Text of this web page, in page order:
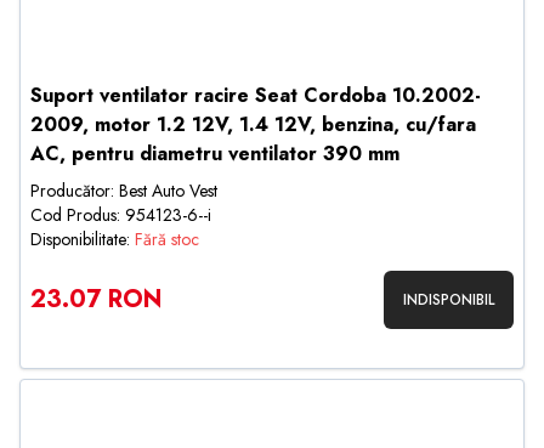
Suport ventilator racire Seat Cordoba 10.2002-
2009, motor 1.2 12V, 1.4 12V, benzina, cu/fara
AC, pentru diametru ventilator 390 mm
Producător: Best Auto Vest
Cod Produs: 954123-6--i
Disponibilitate: Fără stoc
23.07 RON INDISPONIBIL